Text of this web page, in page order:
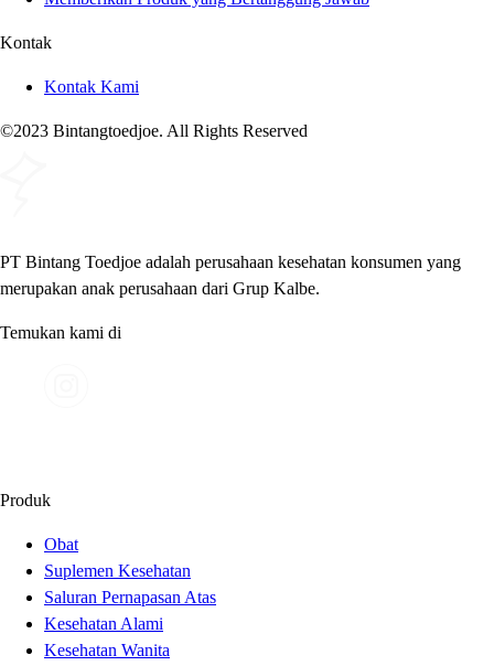
Kontak
Kontak Kami
©2023 Bintangtoedjoe. All Rights Reserved
PT Bintang Toedjoe adalah perusahaan kesehatan konsumen yang
merupakan anak perusahaan dari Grup Kalbe.
Temukan kami di
Produk
Obat
Suplemen Kesehatan
Saluran Pernapasan Atas
Kesehatan Alami
Kesehatan Wanita